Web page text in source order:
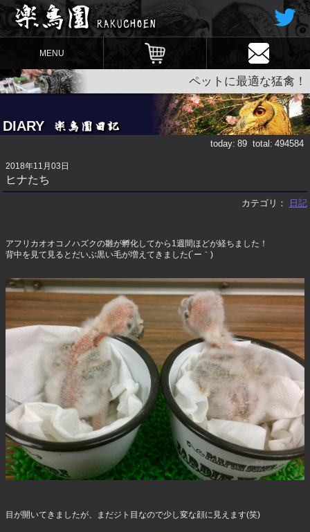
MENU
ペットに最適な猛禽！
DIARY
today: 89 total: 494584
2018年11月03日
ヒナたち
カテゴリ： 日記
アフリカオオコノハズクの雛が孵化してから1週間ほどが経ちました！
背中を見て見るとだいぶ黒い毛が増えてきました(´ー｀)
目が開いてきましたが、まだジト目なので少し変な顔に見えます(笑)